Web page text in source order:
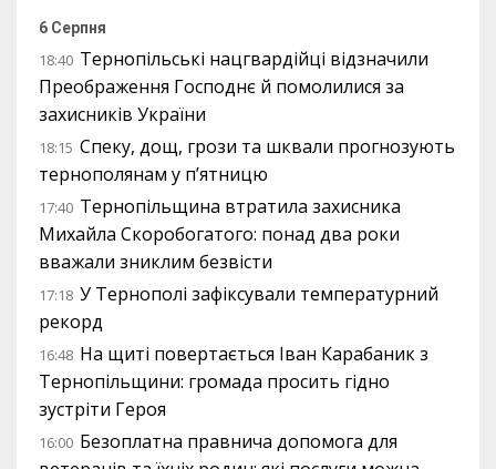
6 Серпня
18:40 Тернопільські нацгвардійці відзначили
Преображення Господнє й помолилися за
захисників України
18:15 Спеку, дощ, грози та шквали прогнозують
тернополянам у п’ятницю
17:40 Тернопільщина втратила захисника
Михайла Скоробогатого: понад два роки
вважали зниклим безвісти
17:18 У Тернополі зафіксували температурний
рекорд
16:48 На щиті повертається Іван Карабаник з
Тернопільщини: громада просить гідно
зустріти Героя
16:00 Безоплатна правнича допомога для